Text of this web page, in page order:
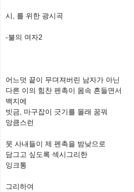
시, 를 위한 광시곡
-불의 여자2
어느덧 끝이 무뎌져버린 남자가 아닌
다른 이의 힘찬 펜촉이 몸속 흔들면서
백지에
빗금, 마구잡이 긋기를 몰래 꿈꿔
앙큼스런
뭇 사내들이 제 펜촉을 밤낮으로
담그고 싶도록 섹시그리한
잉크통
그리하여